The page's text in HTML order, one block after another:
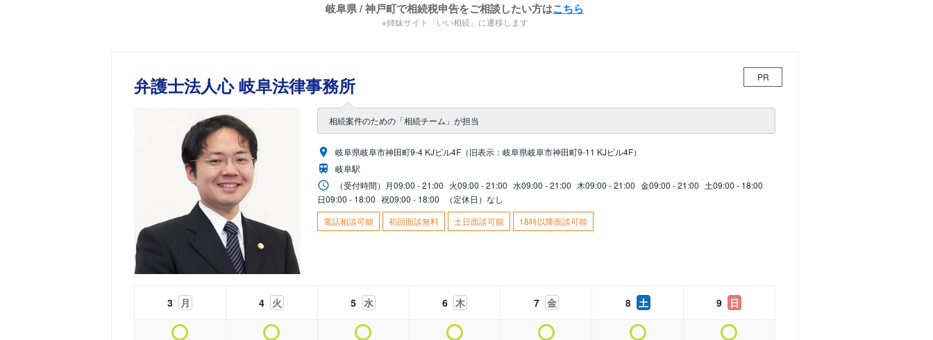
岐阜県 / 神戸町で相続税申告をご相談したい方はこちら
※姉妹サイト「いい相続」に遷移します
弁護士法人心 岐阜法律事務所 PR
相続案件のための「相続チーム」が担当
岐阜県岐阜市神田町9-4 KJビル4F（旧表示：岐阜県岐阜市神田町9-11 KJビル4F）
岐阜駅
（受付時間） 月09:00 - 21:00 火09:00 - 21:00 水09:00 - 21:00 木09:00 - 21:00 金09:00 - 21:00 土09:00 - 18:00
日09:00 - 18:00 祝09:00 - 18:00
（定休日）なし
電話相談可能
初回面談無料 土日面談可能 18時以降面談可能
3 月 4 火 5 水 6 木 7 金 8 土 9 日